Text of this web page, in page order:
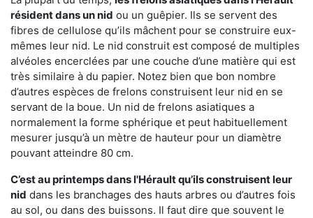
résident dans un nid ou un guêpier. Ils se servent des
fibres de cellulose qu’ils mâchent pour se construire eux-
mêmes leur nid. Le nid construit est composé de multiples
alvéoles encerclées par une couche d’une matière qui est
très similaire à du papier. Notez bien que bon nombre
d’autres espèces de frelons construisent leur nid en se
servant de la boue. Un nid de frelons asiatiques a
normalement la forme sphérique et peut habituellement
mesurer jusqu’à un mètre de hauteur pour un diamètre
pouvant atteindre 80 cm.
C’est au printemps dans l'Hérault qu’ils construisent leur
nid dans les branchages des hauts arbres ou d’autres fois
au sol, ou dans des buissons. Il faut dire que souvent le